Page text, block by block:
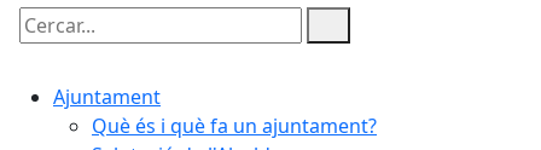
Cercar:
Ajuntament
Què és i què fa un ajuntament?